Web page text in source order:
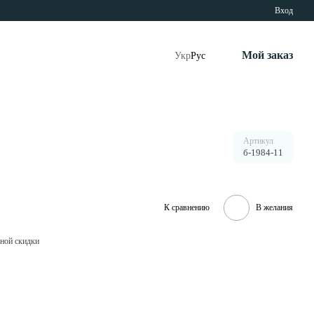
Вход
УкрРус Мой заказ
Артикул
б-1984-11
К сравнению В желания
скидки